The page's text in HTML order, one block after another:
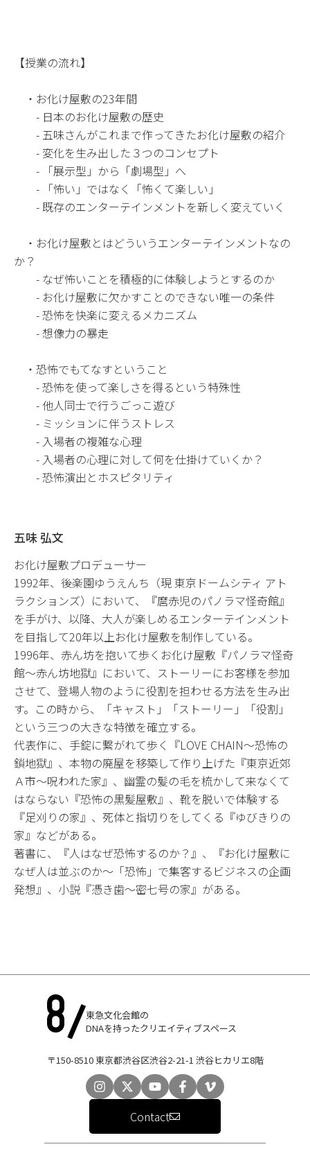
【授業の流れ】
・お化け屋敷の23年間
- 日本のお化け屋敷の歴史
- 五味さんがこれまで作ってきたお化け屋敷の紹介
- 変化を生み出した３つのコンセプト
- 「展示型」から「劇場型」へ
- 「怖い」ではなく「怖くて楽しい」
- 既存のエンターテインメントを新しく変えていく
・お化け屋敷とはどういうエンターテインメントなの
か？
- なぜ怖いことを積極的に体験しようとするのか
- お化け屋敷に欠かすことのできない唯一の条件
- 恐怖を快楽に変えるメカニズム
- 想像力の暴走
・恐怖でもてなすということ
- 恐怖を使って楽しさを得るという特殊性
- 他人同士で行うごっこ遊び
- ミッションに伴うストレス
- 入場者の複雑な心理
- 入場者の心理に対して何を仕掛けていくか？
- 恐怖演出とホスピタリティ
五味 弘文
お化け屋敷プロデューサー
1992年、後楽園ゆうえんち（現 東京ドームシティ アト
ラクションズ）において、『麿赤児のパノラマ怪奇館』
を手がけ、以降、大人が楽しめるエンターテインメント
を目指して20年以上お化け屋敷を制作している。
1996年、赤ん坊を抱いて歩くお化け屋敷『パノラマ怪奇
館〜赤ん坊地獄』において、ストーリーにお客様を参加
させて、登場人物のように役割を担わせる方法を生み出
す。この時から、「キャスト」「ストーリー」「役割」
という三つの大きな特徴を確立する。
代表作に、手錠に繋がれて歩く『LOVE CHAIN〜恐怖の
鎖地獄』、本物の廃屋を移築して作り上げた『東京近郊
Ａ市〜呪われた家』、幽霊の髪の毛を梳かして来なくて
はならない『恐怖の黒髪屋敷』、靴を脱いで体験する
『足刈りの家』、死体と指切りをしてくる『ゆびきりの
家』などがある。
著書に、『人はなぜ恐怖するのか？』、『お化け屋敷に
なぜ人は並ぶのか〜「恐怖」で集客するビジネスの企画
発想』、小説『憑き歯〜密七号の家』がある。
東急文化会館の
DNAを持ったクリエイティブスペース
〒150-8510 東京都渋谷区渋谷2-21-1 渋谷ヒカリエ8階
Contact